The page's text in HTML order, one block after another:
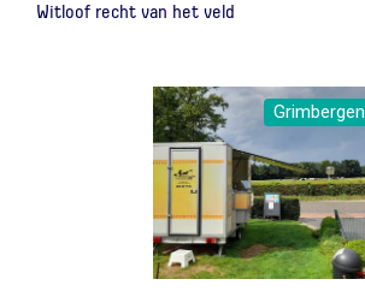
Witloof recht van het veld
Grimbergen